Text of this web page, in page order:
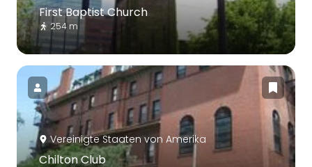
First Baptist Church
254 m
Vereinigte Staaten von Amerika
Chilton Club